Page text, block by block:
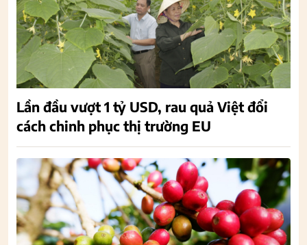
Lần đầu vượt 1 tỷ USD, rau quả Việt đổi
cách chinh phục thị trường EU